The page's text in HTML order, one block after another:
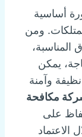
أساسية
ومن
المناسبة،
يمكن
وآمنة
مكافحة
على
الاعتماد